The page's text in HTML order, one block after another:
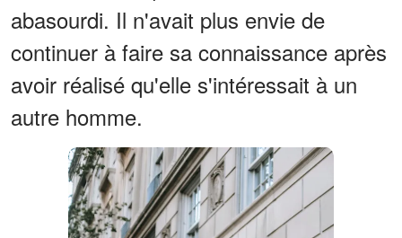
abasourdi. Il n'avait plus envie de
continuer à faire sa connaissance après
avoir réalisé qu'elle s'intéressait à un
autre homme.